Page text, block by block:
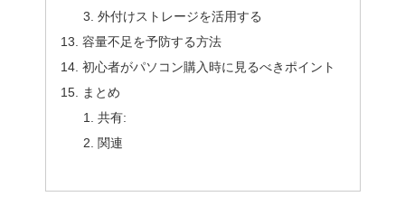
外付けストレージを活用する
容量不足を予防する方法
初心者がパソコン購入時に見るべきポイント
まとめ
共有:
関連